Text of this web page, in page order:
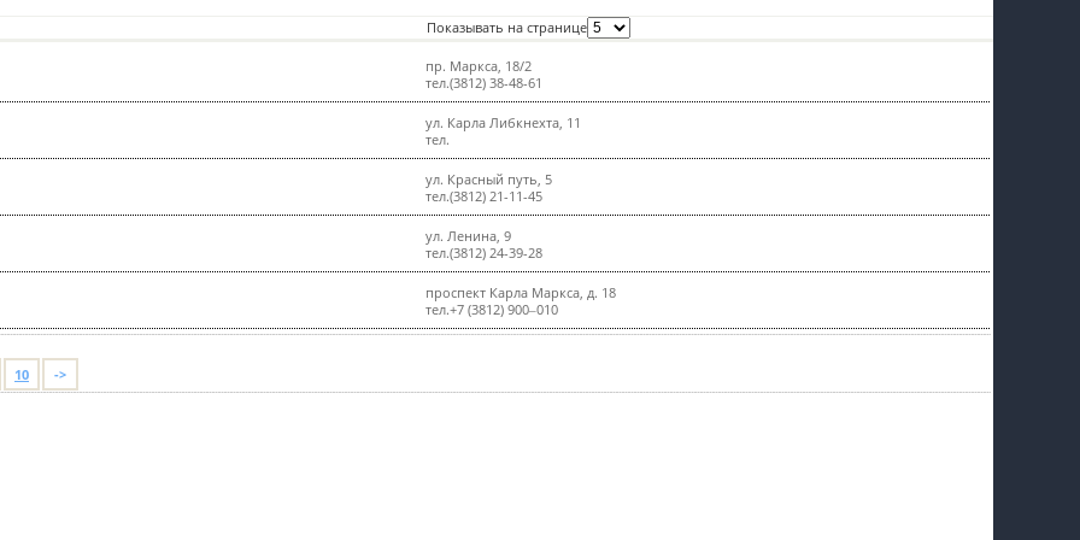
Показывать на странице
пр. Маркса, 18/2
тел.(3812) 38-48-61
ул. Карла Либкнехта, 11
тел.
ул. Красный путь, 5
тел.(3812) 21-11-45
ул. Ленина, 9
тел.(3812) 24-39-28
проспект Карла Маркса, д. 18
тел.+7 (3812) 900‒010
10 ->